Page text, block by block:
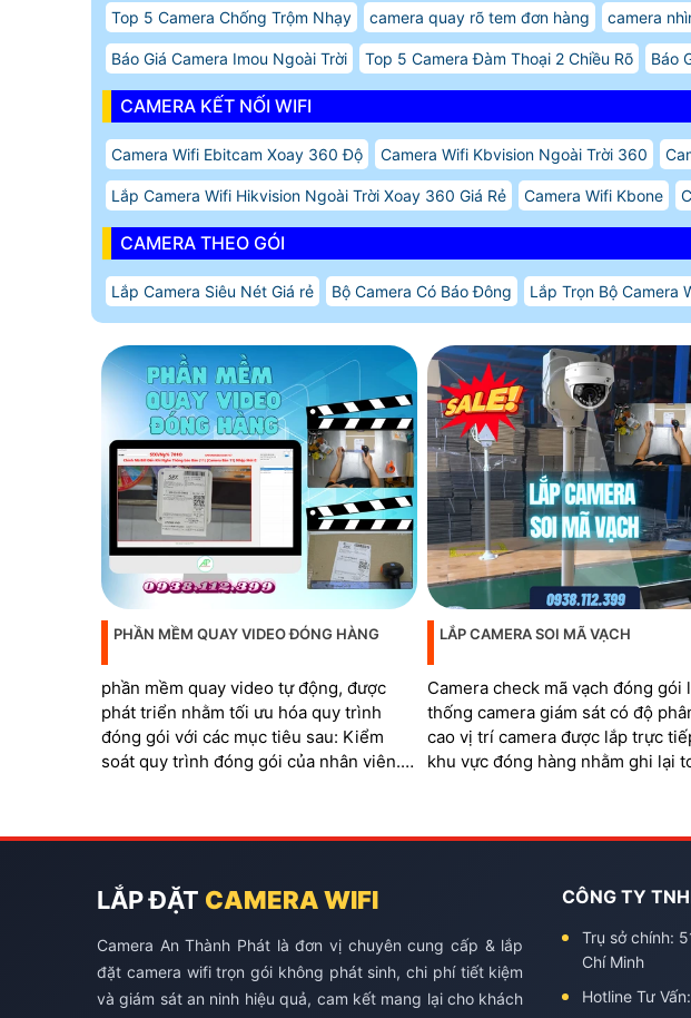
Top 5 Camera Chống Trộm Nhạy camera quay rõ tem đơn hàng camera
Báo Giá Camera Imou Ngoài Trời Top 5 Camera Đàm Thoại 2 Chiều Rõ Báo
CAMERA KẾT NỐI WIFI
Camera Wifi Ebitcam Xoay 360 Độ Camera Wifi Kbvision Ngoài Trời 360
Lắp Camera Wifi Hikvision Ngoài Trời Xoay 360 Giá Rẻ Camera Wifi Kbone
CAMERA THEO GÓI
Lắp Camera Siêu Nét Giá rẻ Bộ Camera Có Báo Đông Lắp Trọn Bộ Camera
PHẦN MỀM QUAY VIDEO ĐÓNG HÀNG
phần mềm quay video tự động, được
phát triển nhằm tối ưu hóa quy trình
đóng gói với các mục tiêu sau: Kiểm
soát quy trình đóng gói của nhân viên.
khách hàng hoàn trả hàng hóa không
LẮP CAMERA SOI MÃ VẠCH
Camera check mã vạch đóng gói
thống camera giám sát có độ
cao vị trí camera được lắp trực
khu vực đóng hàng nhằm ghi lại
đơn
LẮP ĐẶT CAMERA WIFI
Camera An Thành Phát là đơn vị chuyên cung cấp & lắp
đặt camera wifi trọn gói không phát sinh, chi phí tiết kiệm
và giám sát an ninh hiệu quả, cam kết mang lại cho khách
CÔNG TY
Trụ sở chính:
Chí Minh
Hotline Tư